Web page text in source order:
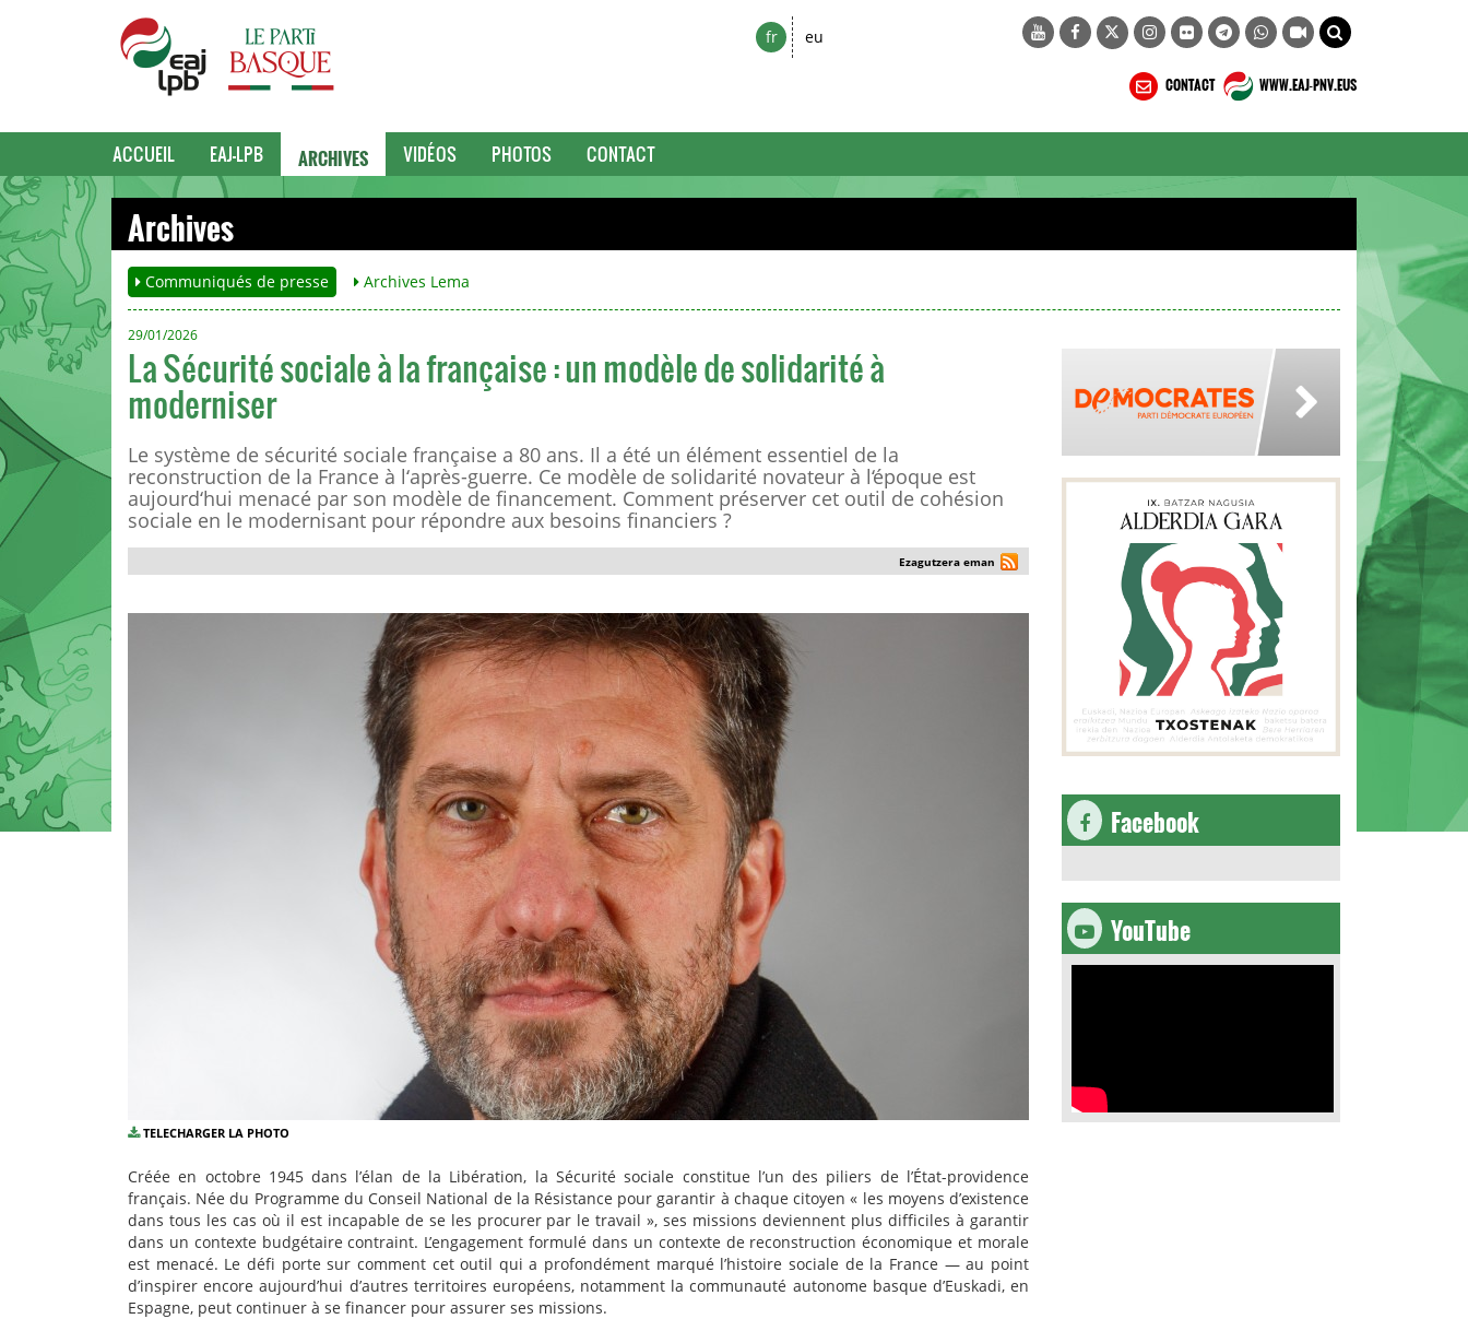
fr eu
CONTACT WWW.EAJ-PNV.EUS
ACCUEIL EAJ-LPB ARCHIVES VIDÉOS PHOTOS CONTACT
Archives
Communiqués de presse Archives Lema
29/01/2026
La Sécurité sociale à la française : un modèle de solidarité à
moderniser
Le système de sécurité sociale française a 80 ans. Il a été un élément essentiel de la
reconstruction de la France à l‘après-guerre. Ce modèle de solidarité novateur à l‘époque est
aujourd‘hui menacé par son modèle de financement. Comment préserver cet outil de cohésion
sociale en le modernisant pour répondre aux besoins financiers ?
Ezagutzera eman
TELECHARGER LA PHOTO
Créée en octobre 1945 dans l’élan de la Libération, la Sécurité sociale constitue l’un des piliers de l’État-providence
français. Née du Programme du Conseil National de la Résistance pour garantir à chaque citoyen « les moyens d’existence
dans tous les cas où il est incapable de se les procurer par le travail », ses missions deviennent plus difficiles à garantir
dans un contexte budgétaire contraint. L’engagement formulé dans un contexte de reconstruction économique et morale
est menacé. Le défi porte sur comment cet outil qui a profondément marqué l’histoire sociale de la France — au point
d’inspirer encore aujourd’hui d’autres territoires européens, notamment la communauté autonome basque d’Euskadi, en
Espagne, peut continuer à se financer pour assurer ses missions.
Facebook
YouTube